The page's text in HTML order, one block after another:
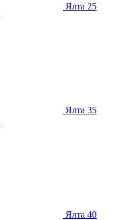
Ялта 25
Ялта 35
Ялта 40